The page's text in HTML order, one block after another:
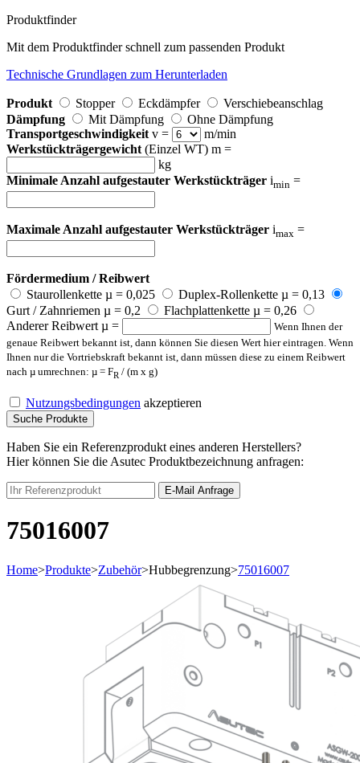
Produktfinder
Mit dem Produktfinder schnell zum passenden Produkt
Technische Grundlagen zum Herunterladen
Produkt Stopper Eckdämpfer
Verschiebeanschlag
Dämpfung
Mit Dämpfung
Ohne Dämpfung
Transportgeschwindigkeit v =
m/min
Werkstückträgergewicht (Einzel WT) m =
kg
Minimale Anzahl aufgestauter Werkstückträger imin =
Maximale Anzahl aufgestauter Werkstückträger imax =
Fördermedium / Reibwert
Staurollenkette µ = 0,025
Duplex-Rollenkette µ = 0,13
Gurt / Zahnriemen µ = 0,2
Flachplattenkette µ = 0,26
Anderer Reibwert µ =
Wenn Ihnen der
genaue Reibwert bekannt ist, dann können Sie diesen Wert hier eintragen. Wenn
Ihnen nur die Vortriebskraft bekannt ist, dann müssen diese zu einem Reibwert
nach µ umrechnen: µ = FR / (m x g)
Nutzungsbedingungen akzeptieren
Suche Produkte
Haben Sie ein Referenzprodukt eines anderen Herstellers?
Hier können Sie die Asutec Produktbezeichnung anfragen:
E-Mail Anfrage
75016007
Home>Produkte>Zubehör>Hubbegrenzung>75016007